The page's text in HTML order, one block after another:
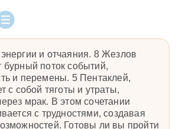
и отчаяния. 8 Жезлов
бурный поток событий,
и перемены. 5 Пентаклей,
с собой тяготы и утраты,
мрак. В этом сочетании
с трудностями, создавая
Готовы ли вы пройти